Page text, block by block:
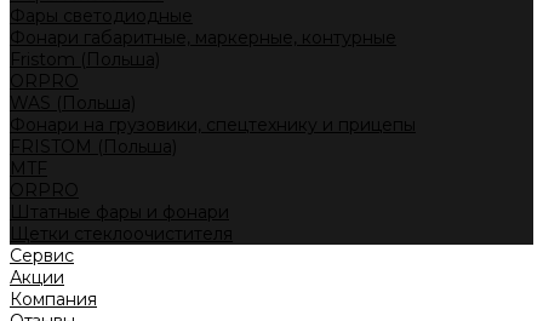
Фары светодиодные
Фонари габаритные, маркерные, контурные
Fristom (Польша)
ORPRO
WAS (Польша)
Фонари на грузовики, спецтехнику и прицепы
FRISTOM (Польша)
MTF
ORPRO
Штатные фары и фонари
Щетки стеклоочистителя
Сервис
Акции
Компания